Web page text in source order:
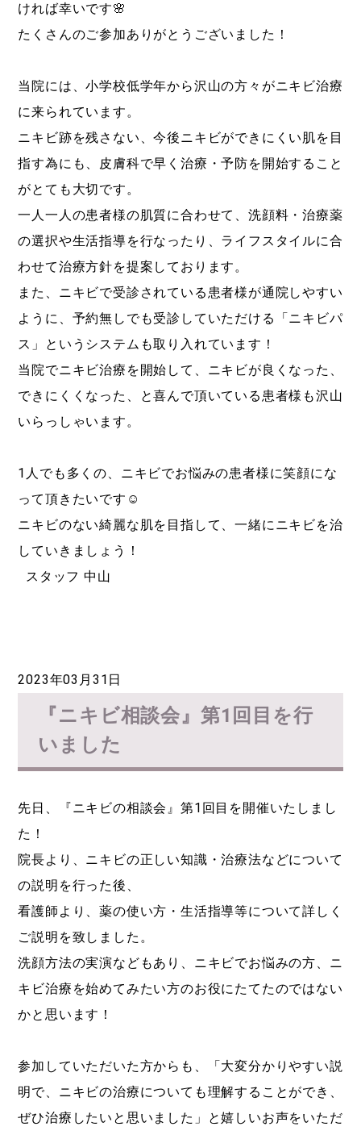
ければ幸いです🌸
たくさんのご参加ありがとうございました！
当院には、小学校低学年から沢山の方々がニキビ治療
に来られています。
ニキビ跡を残さない、今後ニキビができにくい肌を目
指す為にも、皮膚科で早く治療・予防を開始すること
がとても大切です。
一人一人の患者様の肌質に合わせて、洗顔料・治療薬
の選択や生活指導を行なったり、ライフスタイルに合
わせて治療方針を提案しております。
また、ニキビで受診されている患者様が通院しやすい
ように、予約無しでも受診していただける「ニキビパ
ス」というシステムも取り入れています！
当院でニキビ治療を開始して、ニキビが良くなった、
できにくくなった、と喜んで頂いている患者様も沢山
いらっしゃいます。
1人でも多くの、ニキビでお悩みの患者様に笑顔にな
って頂きたいです☺︎
ニキビのない綺麗な肌を目指して、一緒にニキビを治
していきましょう！
スタッフ 中山
2023年03月31日
『ニキビ相談会』第1回目を行
いました
先日、『ニキビの相談会』第1回目を開催いたしまし
た！
院長より、ニキビの正しい知識・治療法などについて
の説明を行った後、
看護師より、薬の使い方・生活指導等について詳しく
ご説明を致しました。
洗顔方法の実演などもあり、ニキビでお悩みの方、ニ
キビ治療を始めてみたい方のお役にたてたのではない
かと思います！
参加していただいた方からも、「大変分かりやすい説
明で、ニキビの治療についても理解することができ、
ぜひ治療したいと思いました」と嬉しいお声をいただ